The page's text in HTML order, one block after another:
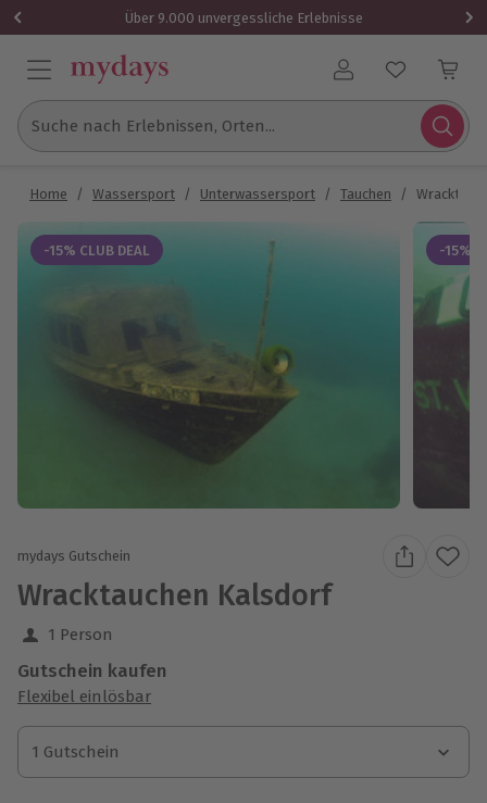
Über 9.000 unvergessliche Erlebnisse
Benutzerkonto
Suche nach Erlebnissen, Orten...
Home / Wassersport / Unterwassersport / Tauchen /
-15% CLUB DEAL -15%
mydays Gutschein
Wracktauchen Kalsdorf
1 Person
Gutschein kaufen
Flexibel einlösbar
1 Gutschein
1 Gutschein
1 Gutschein